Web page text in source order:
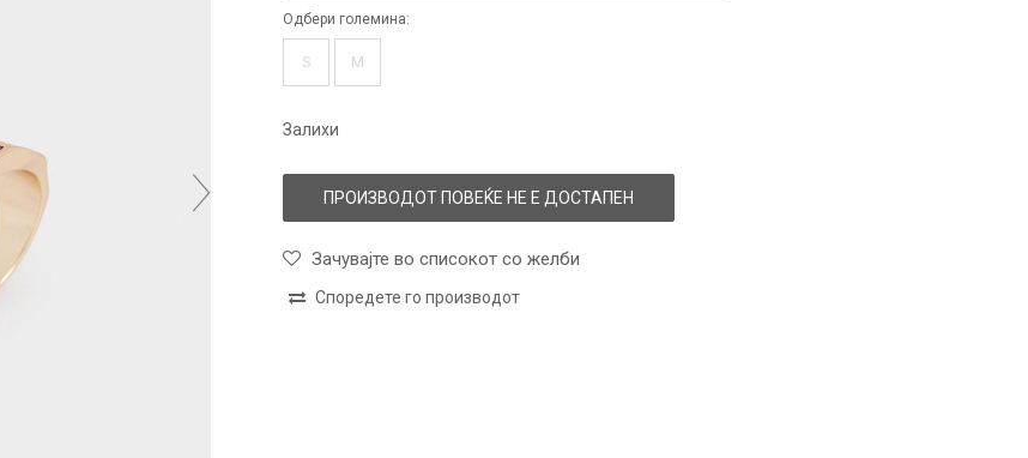
Одбери големина:
S M
Залихи
ПРОИЗВОДОТ ПОВЕЌЕ НЕ Е ДОСТАПЕН
Зачувајте во списокот со желби
Споредете го производот